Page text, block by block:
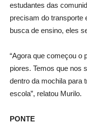
estudantes das
precisam do transporte
busca de ensino, eles
“Agora que começou o
piores. Temos que nos
dentro da mochila para
escola”, relatou Murilo.
PONTE